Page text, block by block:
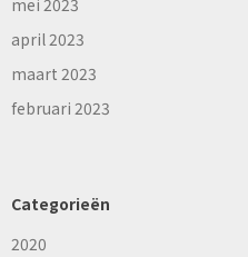
mei 2023
april 2023
maart 2023
februari 2023
Categorieën
2020